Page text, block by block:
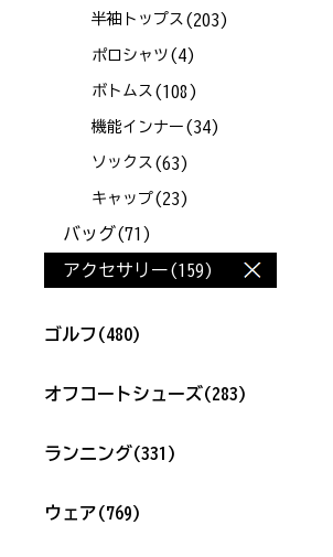
半袖トップス (203)
ポロシャツ (4)
ボトムス (108)
機能インナー (34)
ソックス (63)
キャップ(23)
バッグ(71)
アクセサリー(159)
ゴルフ (480)
オフコートシューズ(283)
ランニング(331)
ウェア(769)